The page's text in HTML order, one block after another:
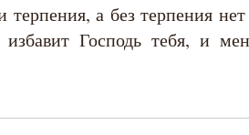
а без терпения
Господь тебя, и